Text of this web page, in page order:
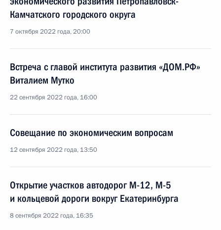
Камчатского городского округа
7 октября 2022 года, 20:00
Встреча с главой института развития «ДОМ.РФ»
Виталием Мутко
22 сентября 2022 года, 16:00
Совещание по экономическим вопросам
12 сентября 2022 года, 13:50
Открытие участков автодорог М-12, М-5
и кольцевой дороги вокруг Екатеринбурга
8 сентября 2022 года, 16:35